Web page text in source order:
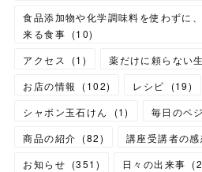
食品添加物や化学調味料を使わずに
来る食事 (10)
アクセス
(1 ) 薬だけに頼らない
お店の情報
(102) レシピ (19)
シャボン玉石けん
(1) 毎日のベ
商品の紹介 (82) 講座受講者の感
お知らせ (351 ) 日々の出来事 (